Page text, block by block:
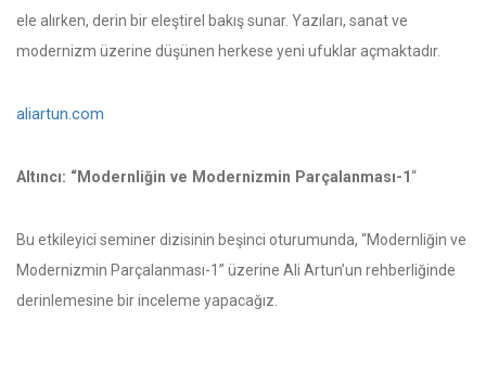
ele alırken, derin bir eleştirel bakış sunar. Yazıları, sanat ve
modernizm üzerine düşünen herkese yeni ufuklar açmaktadır.
aliartun.com
Altıncı: “Modernliğin ve Modernizmin Parçalanması-1“
Bu etkileyici seminer dizisinin beşinci oturumunda, “Modernliğin ve
Modernizmin Parçalanması-1” üzerine Ali Artun’un rehberliğinde
derinlemesine bir inceleme yapacağız.